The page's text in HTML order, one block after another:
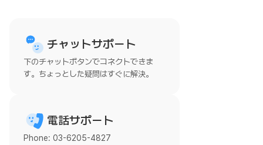
チャットサポート
下のチャットボタンでコネクトできま
す。ちょっとした疑問はすぐに解決。
電話サポート
Phone: 03-6205-4827